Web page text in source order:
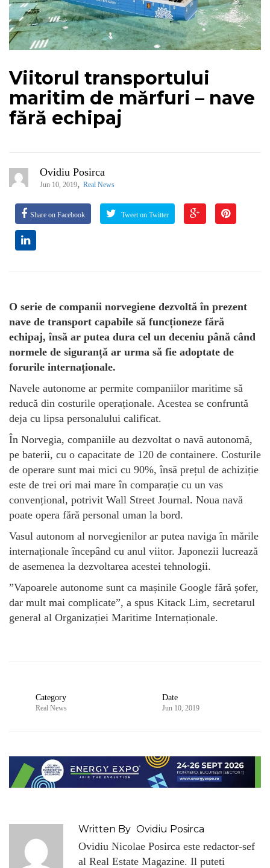
Viitorul transportului
maritim de mărfuri – nave
fără echipaj
Ovidiu Posirca
Jun 10, 2019, Real News
Share on Facebook Tweet on Twitter
O serie de companii norvegiene dezvoltă în prezent
nave de transport capabile să funcționeze fără
echipaj, însă ar putea dura cel un deceniu până când
normele de siguranță ar urma să fie adoptate de
forurile internaționale.
Navele autonome ar permite companiilor maritime să
reducă din costurile operaționale. Acestea se confruntă
deja cu lipsa personalului calificat.
În Norvegia, companiile au dezvoltat o navă autonomă,
pe baterii, cu o capacitate de 120 de containere. Costurile
de operare sunt mai mici cu 90%, însă prețul de achiziție
este de trei ori mai mare în comparație cu un vas
convențional, potrivit Wall Street Journal. Noua navă
poate opera fără personal uman la bord.
Vasul autonom al norvegienilor ar putea naviga în mările
internaționale începând cu anul viitor. Japonezii lucrează
de asemenea la dezvoltarea acestei tehnologii.
”Vapoarele autonome sunt ca mașinile Google fără șofer,
dar mult mai complicate”, a spus Kitack Lim, secretarul
general al Organizației Maritime Internaționale.
Category
Real News
Date
Jun 10, 2019
Written By Ovidiu Posirca
Ovidiu Nicolae Posirca este redactor-sef
al Real Estate Magazine. Il puteti